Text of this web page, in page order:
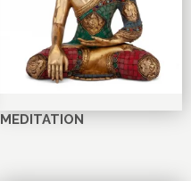
MEDITATION